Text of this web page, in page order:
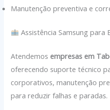
Manutenção preventiva e
Assistência Samsung para
Atendemos empresas em
oferecendo suporte técnico
corporativos, manutenção
para reduzir falhas e paradas.